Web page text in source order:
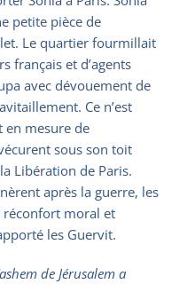
petite pièce de
Le quartier fourmillait
français et d’agents
avec dévouement de
Ce n’est
en mesure de
sous son toit
Libération de Paris.
après la guerre, les
réconfort moral et
les Guervit.
de Jérusalem a